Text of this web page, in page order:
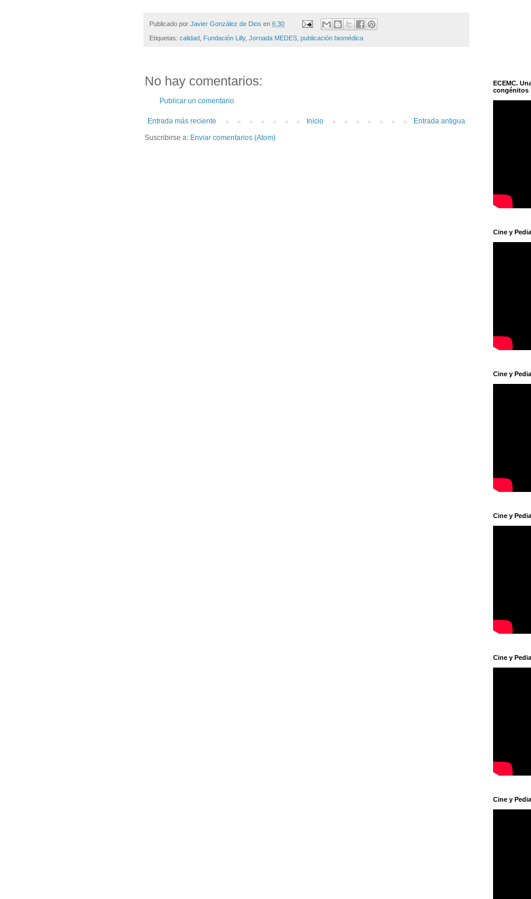
Publicado por Javier González de Dios en 6:30
Etiquetas: calidad Fundación Lilly, Jornada MEDES publicación biomédica
No hay comentarios:
Publicar un comentario
Entrada más reciente Entrada antigua
Inicio
Suscribirse a: Enviar comentarios (Atom)
ECEMC.
congénitos
Cine y
Cine y
Cine y
Cine y
Cine y